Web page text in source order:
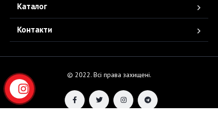
Каталог
Контакти
© 2022. Всі права захищені.